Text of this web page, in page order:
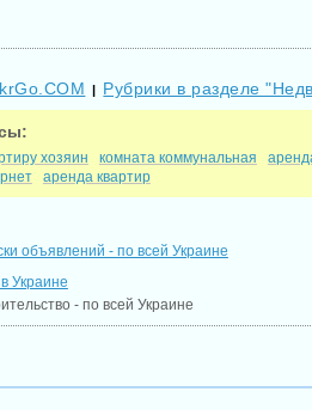
| Рубрики в разделе
хозяин комната коммунальная
аренда квартир
объявлений - по всей Украине
Украине
- по всей Украине